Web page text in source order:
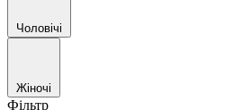
Чоловічі
Жіночі
Фільтр